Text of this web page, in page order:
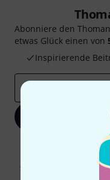
Abonniere den
etwas Glück einen von
Inspirierende
Mit Klick auf „Jetzt
Werbung und einer
Abmeldung ist jederzeit